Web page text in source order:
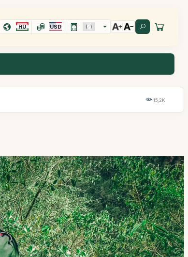
HU USD
15,2K